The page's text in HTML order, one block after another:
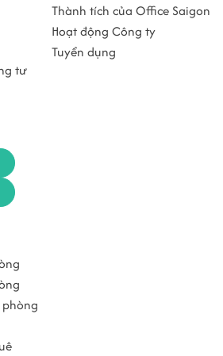
tư
Thành tích của Office Saigon
Hoạt động Công ty
Tuyển dụng